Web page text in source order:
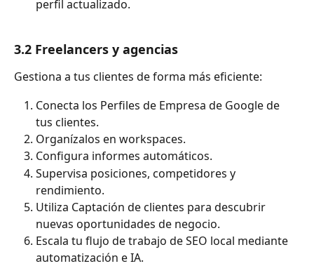
perfil actualizado.
3.2 Freelancers y agencias
Gestiona a tus clientes de forma más eficiente:
Conecta los Perfiles de Empresa de Google de
tus clientes.
Organízalos en workspaces.
Configura informes automáticos.
Supervisa posiciones, competidores y
rendimiento.
Utiliza Captación de clientes para descubrir
nuevas oportunidades de negocio.
Escala tu flujo de trabajo de SEO local mediante
automatización e IA.